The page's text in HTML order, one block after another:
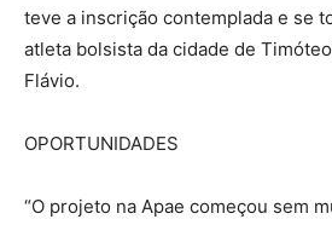
teve a inscrição contemplada e se
atleta bolsista da cidade de
Flávio.
OPORTUNIDADES
“O projeto na Apae começou sem